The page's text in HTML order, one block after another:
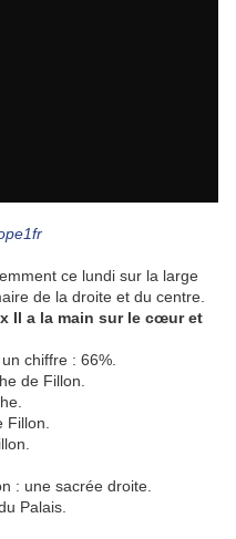
ce lundi sur la large
de la droite et du centre.
Il a la main sur le cœur et
chiffre : 66%.
de Fillon.
Fillon.
: une sacrée droite.
Palais.